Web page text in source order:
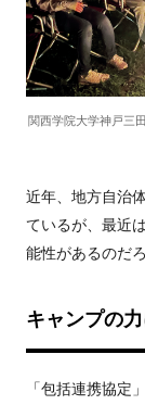
関西学院大学神戸三
近年、地方自治
ているが、最近
能性があるのだろ
キャンプの
「包括連携協定